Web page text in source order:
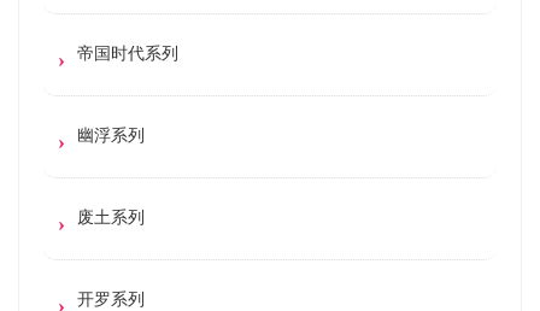
帝国时代系列
幽浮系列
废土系列
开罗系列